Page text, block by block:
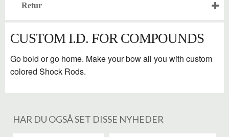
Retur
CUSTOM I.D. FOR COMPOUNDS
Go bold or go home. Make your bow all you with custom
colored Shock Rods.
HAR DU OGSÅ SET DISSE NYHEDER